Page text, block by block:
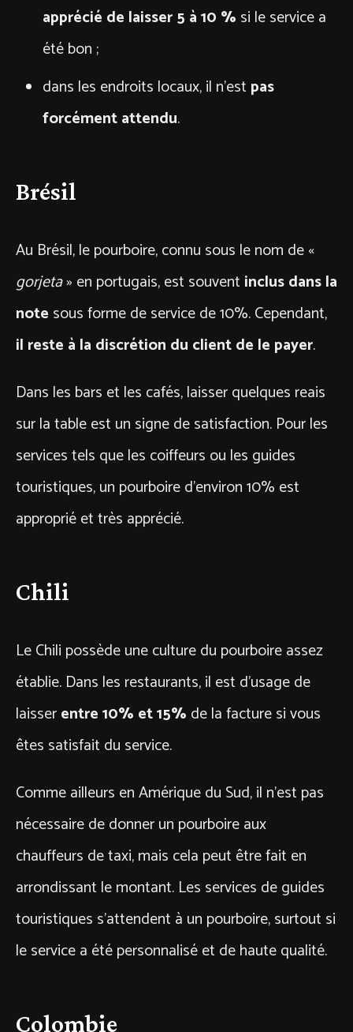
apprécié de laisser 5 à 10 % si le service a
été bon ;
dans les endroits locaux, il n’est pas
forcément attendu.
Brésil
Au Brésil, le pourboire, connu sous le nom de «
gorjeta» en portugais, est souvent inclus dans la
note sous forme de service de 10%. Cependant,
il reste à la discrétion du client de le payer.
Dans les bars et les cafés, laisser quelques reais
sur la table est un signe de satisfaction. Pour les
services tels que les coiffeurs ou les guides
touristiques, un pourboire d’environ 10% est
approprié et très apprécié.
Chili
Le Chili possède une culture du pourboire assez
établie. Dans les restaurants, il est d’usage de
laisserentre 10% et 15% de la facture si vous
êtes satisfait du service.
Comme ailleurs en Amérique du Sud, il n’est pas
nécessaire de donner un pourboire aux
chauffeurs de taxi, mais cela peut être fait en
arrondissant le montant. Les services de guides
touristiques s’attendent à un pourboire, surtout si
le service a été personnalisé et de haute qualité.
Colombie